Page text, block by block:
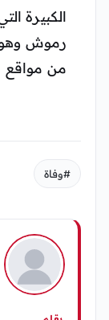
الكبيرة
رموش وهو
من مواقع
#وفاة